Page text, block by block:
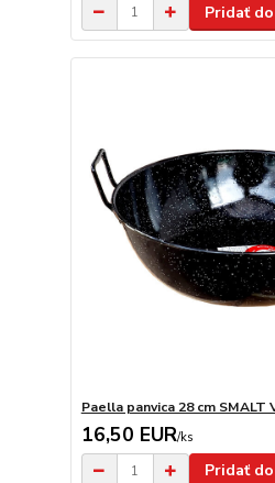
Pridať
Paella panvica 28 cm SMALT
16,50 EUR/ks
Pridať